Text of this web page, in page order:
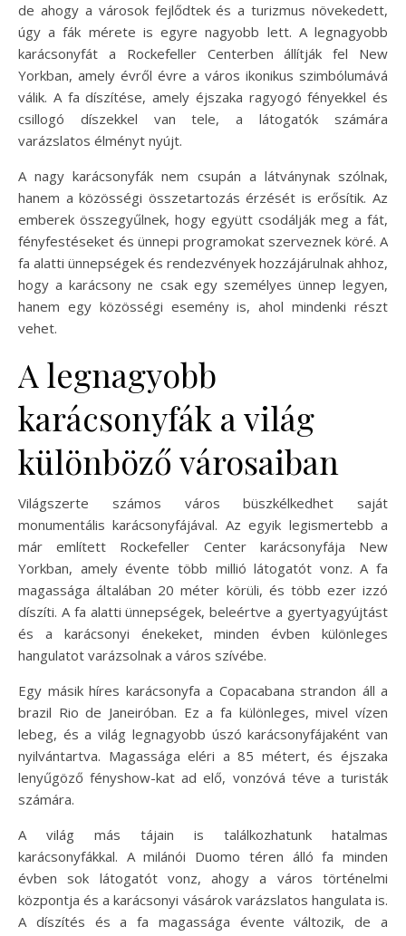
de ahogy a városok fejlődtek és a turizmus növekedett,
úgy a fák mérete is egyre nagyobb lett. A legnagyobb
karácsonyfát a Rockefeller Centerben állítják fel New
Yorkban, amely évről évre a város ikonikus szimbólumává
válik. A fa díszítése, amely éjszaka ragyogó fényekkel és
csillogó díszekkel van tele, a látogatók számára
varázslatos élményt nyújt.
A nagy karácsonyfák nem csupán a látványnak szólnak,
hanem a közösségi összetartozás érzését is erősítik. Az
emberek összegyűlnek, hogy együtt csodálják meg a fát,
fényfestéseket és ünnepi programokat szerveznek köré. A
fa alatti ünnepségek és rendezvények hozzájárulnak ahhoz,
hogy a karácsony ne csak egy személyes ünnep legyen,
hanem egy közösségi esemény is, ahol mindenki részt
vehet.
A legnagyobb
karácsonyfák a világ
különböző városaiban
Világszerte számos város büszkélkedhet saját
monumentális karácsonyfájával. Az egyik legismertebb a
már említett Rockefeller Center karácsonyfája New
Yorkban, amely évente több millió látogatót vonz. A fa
magassága általában 20 méter körüli, és több ezer izzó
díszíti. A fa alatti ünnepségek, beleértve a gyertyagyújtást
és a karácsonyi énekeket, minden évben különleges
hangulatot varázsolnak a város szívébe.
Egy másik híres karácsonyfa a Copacabana strandon áll a
brazil Rio de Janeiróban. Ez a fa különleges, mivel vízen
lebeg, és a világ legnagyobb úszó karácsonyfájaként van
nyilvántartva. Magassága eléri a 85 métert, és éjszaka
lenyűgöző fényshow-kat ad elő, vonzóvá téve a turisták
számára.
A világ más tájain is találkozhatunk hatalmas
karácsonyfákkal. A milánói Duomo téren álló fa minden
évben sok látogatót vonz, ahogy a város történelmi
központja és a karácsonyi vásárok varázslatos hangulata is.
A díszítés és a fa magassága évente változik, de a